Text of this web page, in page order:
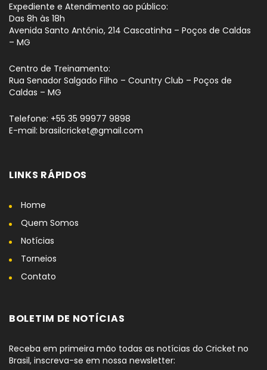
Expediente e Atendimento ao público:
Das 8h às 18h
Avenida Santo Antônio, 214 Cascatinha – Poços de Caldas
– MG
Centro de Treinamento:
Rua Senador Salgado Filho – Country Club – Poços de
Caldas – MG
Telefone: +55 35 99977 9898
E-mail: brasilcricket@gmail.com
LINKS RÁPIDOS
Home
Quem Somos
Notícias
Torneios
Contato
BOLETIM DE NOTÍCIAS
Receba em primeira mão todas as notícias do Cricket no
Brasil, inscreva-se em nossa newsletter: